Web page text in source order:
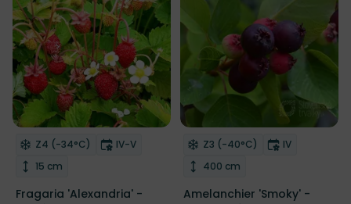
Odober do zoznamu želaní
Mrazuvzdornosť
Z4 (-34°C) Doba kvitnutia
IV-V
Výška rastliny
15 cm
Fragaria 'Alexandria' -
Odober do zoznamu želaní
Mrazuvzdornosť
Z3 (-40°C) Doba
IV
Výška rastliny
400 cm
Amelanchier 'Smoky' -